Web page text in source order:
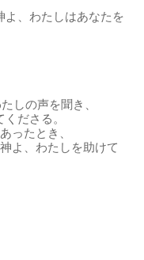
、わたしはあなたを
しの声を聞き、
ださる。
ったとき、
神よ、わたしを助けて